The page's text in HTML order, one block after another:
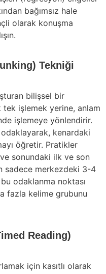
bağımsız hale
olarak konuşma
Tekniği
bilişsel bir
işlemek yerine, anlam
işlemeye yönlendirir.
kenardaki
öğretir. Pratikler
ve sonundaki ilk ve son
sadece merkezdeki 3-4
odaklanma noktası
fazla kelime grubunu
Reading)
için kasıtlı olarak